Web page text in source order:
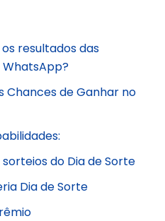
resultados das
WhatsApp?
Chances de Ganhar no
do Dia de Sorte
Dia de Sorte